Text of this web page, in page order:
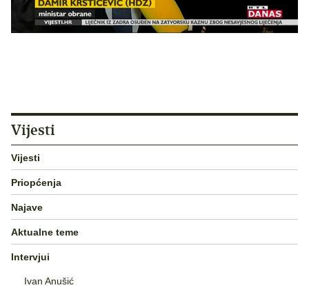
Vijesti
Vijesti
Priopćenja
Najave
Aktualne teme
Intervjui
Ivan Anušić